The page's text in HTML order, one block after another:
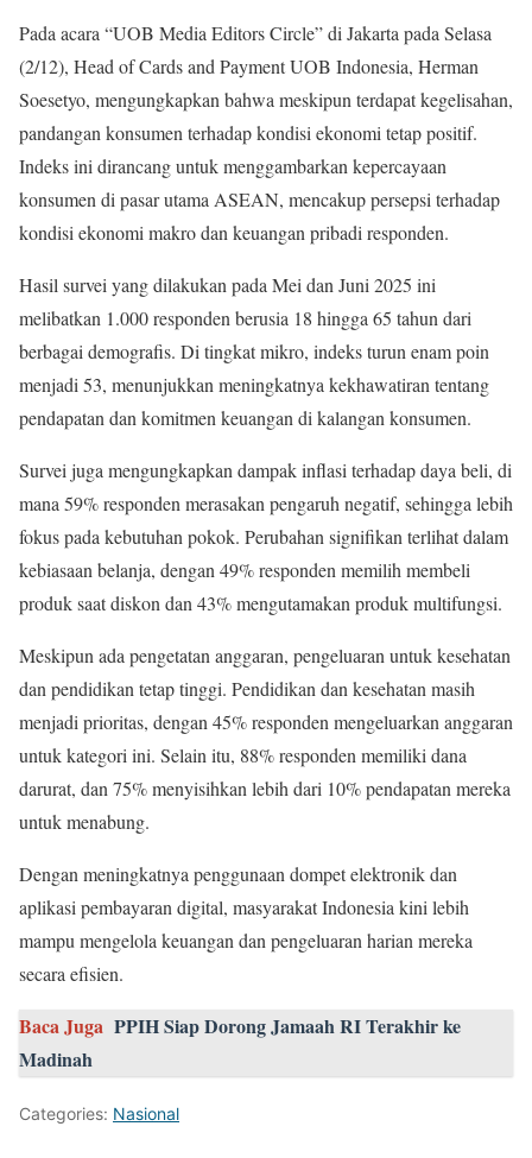
Pada acara “UOB Media Editors Circle” di Jakarta pada Selasa
(2/12), Head of Cards and Payment UOB Indonesia, Herman
Soesetyo, mengungkapkan bahwa meskipun terdapat kegelisahan,
pandangan konsumen terhadap kondisi ekonomi tetap positif.
Indeks ini dirancang untuk menggambarkan kepercayaan
konsumen di pasar utama ASEAN, mencakup persepsi terhadap
kondisi ekonomi makro dan keuangan pribadi responden.
Hasil survei yang dilakukan pada Mei dan Juni 2025 ini
melibatkan 1.000 responden berusia 18 hingga 65 tahun dari
berbagai demografis. Di tingkat mikro, indeks turun enam poin
menjadi 53, menunjukkan meningkatnya kekhawatiran tentang
pendapatan dan komitmen keuangan di kalangan konsumen.
Survei juga mengungkapkan dampak inflasi terhadap daya beli, di
mana 59% responden merasakan pengaruh negatif, sehingga lebih
fokus pada kebutuhan pokok. Perubahan signifikan terlihat dalam
kebiasaan belanja, dengan 49% responden memilih membeli
produk saat diskon dan 43% mengutamakan produk multifungsi.
Meskipun ada pengetatan anggaran, pengeluaran untuk kesehatan
dan pendidikan tetap tinggi. Pendidikan dan kesehatan masih
menjadi prioritas, dengan 45% responden mengeluarkan anggaran
untuk kategori ini. Selain itu, 88% responden memiliki dana
darurat, dan 75% menyisihkan lebih dari 10% pendapatan mereka
untuk menabung.
Dengan meningkatnya penggunaan dompet elektronik dan
aplikasi pembayaran digital, masyarakat Indonesia kini lebih
mampu mengelola keuangan dan pengeluaran harian mereka
secara efisien.
Baca Juga PPIH Siap Dorong Jamaah RI Terakhir ke
Madinah
Categories: Nasional